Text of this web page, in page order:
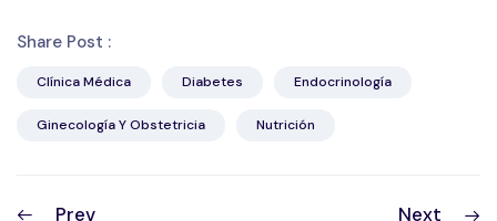
Share Post :
Clínica Médica Diabetes Endocrinología
Ginecología Y Obstetricia Nutrición
Prev Next